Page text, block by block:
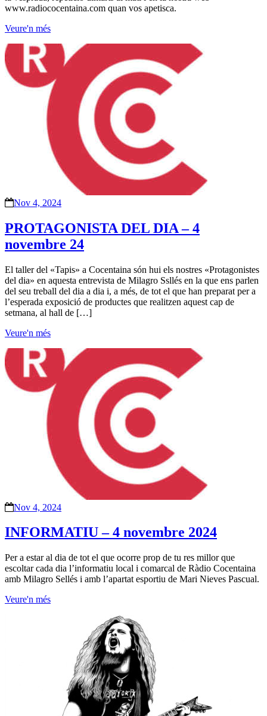
www.radiococentaina.com quan vos apetisca.
Veure'n més
Nov 4, 2024
PROTAGONISTA DEL DIA – 4
novembre 24
El taller del «Tapis» a Cocentaina són hui els nostres «Protagonistes
del dia» en aquesta entrevista de Milagro Ssllés en la que ens parlen
del seu treball del dia a dia i, a més, de tot el que han preparat per a
l’esperada exposició de productes que realitzen aquest cap de
setmana, al hall de […]
Veure'n més
Nov 4, 2024
INFORMATIU – 4 novembre 2024
Per a estar al dia de tot el que ocorre prop de tu res millor que
escoltar cada dia l’informatiu local i comarcal de Ràdio Cocentaina
amb Milagro Sellés i amb l’apartat esportiu de Mari Nieves Pascual.
Veure'n més